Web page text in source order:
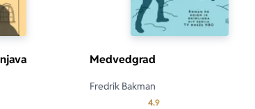
je 4.8 od 5
Medvedgrad
Fredrik Bakman
4.9Prosecna ocena je 4.9 od